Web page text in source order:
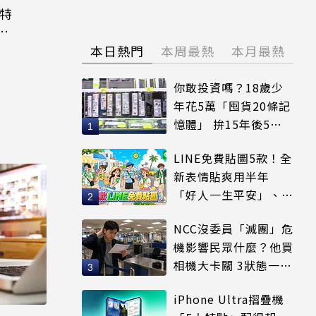
本日熱門 本周最熱 本月最熱
你敢投資嗎？18歲少
年花5萬「囤貨20條記
憶體」 拚15年後5倍
LINE免費貼圖5款！全
新表情貼爽用半年
「好人一生平安」、
NCC沒委員「滅團」危
機影響民眾什麼？他買
相機大卡關 3狀態一同
iPhone Ultra摺疊機